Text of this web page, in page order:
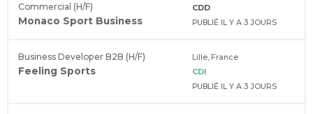
Commercial (H/F)
Monaco Sport Business
CDD
PUBLIÉ IL Y A 3 JOURS
Business Developer B2B (H/F)
Feeling Sports
Lille, France
CDI
PUBLIÉ IL Y A 3 JOURS